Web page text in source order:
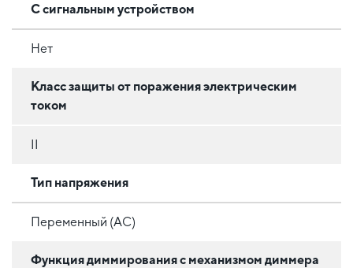
С сигнальным устройством
Нет
Класс защиты от поражения электрическим
током
II
Тип напряжения
Переменный (AC)
Функция диммирования с механизмом диммера